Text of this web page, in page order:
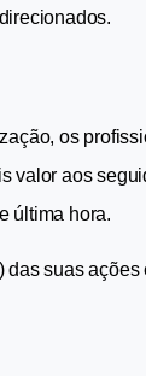
os
valor aos
última hora.
das suas ações